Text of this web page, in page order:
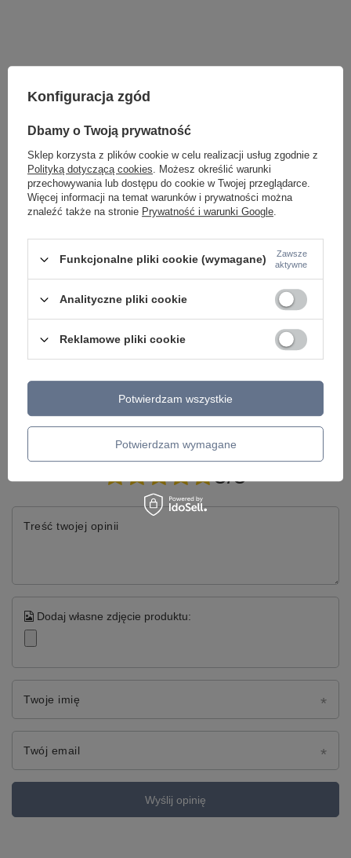
chcesz lepszą cenę?
Napisz do nas - doradzimy, odpowiemy
dopasowaną do Ciebie..
Napisz do nas
Model znajdziesz w kategoriach
Napisz swoją opinię
Twoja ocena:
5/5
Treść twojej opinii
Dodaj własne zdjęcie produktu:
Twoje imię
Twój email
Wyślij opinię
Konfiguracja zgód
Dbamy o Twoją prywatność
Sklep korzysta z plików cookie w celu realizacji usług zgodnie z
Polityką dotyczącą cookies. Możesz określić warunki
przechowywania lub dostępu do cookie w Twojej przeglądarce.
Więcej informacji na temat warunków i prywatności można
znaleźć także na stronie Prywatność i warunki Google.
Funkcjonalne pliki cookie (wymagane)
Zawsze
aktywne
Analityczne pliki cookie
Reklamowe pliki cookie
Potwierdzam wymagane
Potwierdzam wszystkie